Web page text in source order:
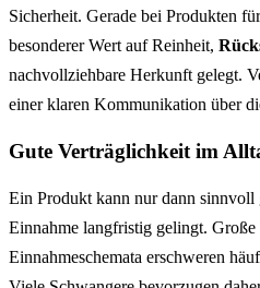
Sicherheit. Gerade bei Produkten
besonderer Wert auf Reinheit,
nachvollziehbare Herkunft gelegt.
einer klaren Kommunikation über
Gute Verträglichkeit im
Ein Produkt kann nur dann sinnvoll
Einnahme langfristig gelingt.
Einnahmeschemata erschweren